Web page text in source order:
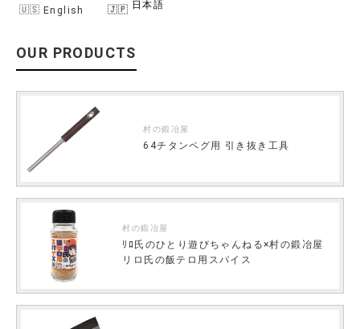
English
日本語
OUR PRODUCTS
村の鍛冶屋
64チタンペグ用 引き抜き工具
村の鍛冶屋
ﾘﾛ氏のひとり遊びちゃんねる×村の鍛冶屋
リロ氏の飯テロ用スパイス